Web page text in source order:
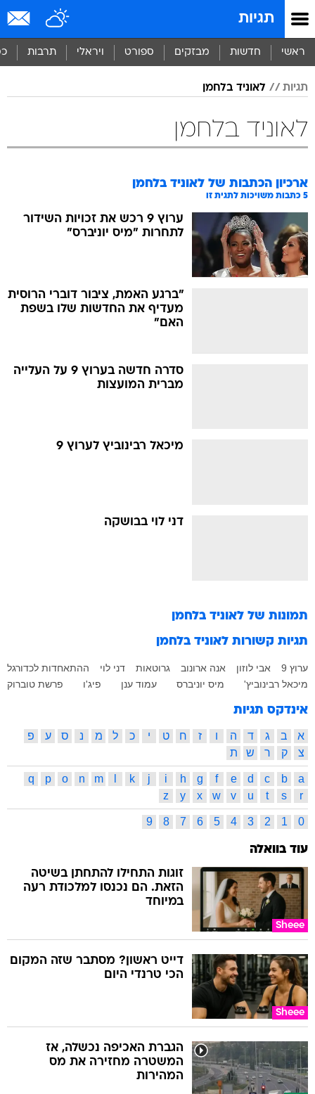
תגיות
ראשי חדשות מבזקים ספורט ויראלי תרבות
תגיות לאוניד בלחמן
לאוניד בלחמן
ארכיון הכתבות של לאוניד בלחמן
5 כתבות משויכות לתגית זו
ערוץ 9 רכש את זכויות השידור
לתחרות "מיס יוניברס"
"ברגע האמת, ציבור דוברי הרוסית
מעדיף את החדשות שלו בשפת
האם"
סדרה חדשה בערוץ 9 על העלייה
מברית המועצות
מיכאל רבינוביץ לערוץ 9
דני לוי בבושקה
תמונות של לאוניד בלחמן
תגיות קשורות לאוניד בלחמן
ערוץ 9 אבי לוזון אנה ארונוב גרוטאות דני לוי
ההתאחדות לכדורגל
מיכאל רבינוביץ'
מיס יוניברס עמוד ענן פיג'ו פרשת טוברוק
אינדקס תגיות
א ב ג ד ה ו ז ח ט י כ ל מ נ ס ע
פ
צ
ק ר ש ת
a
b
c
d
e
f
g
h
i
j
k
m
n
o
p
q
r
s
t
u
v
w
x
y
z
0
1
2
3
4
5
6
7
8
9
עוד בוואלה
Sheee
זוגות התחילו להתחתן בשיטה
הזאת. הם נכנסו למלכודת רעה
במיוחד
Sheee
דייט ראשון? מסתבר שזה המקום
הכי טרנדי היום
הגברת האכיפה נכשלה, אז
המשטרה מחזירה את מס
המהירות